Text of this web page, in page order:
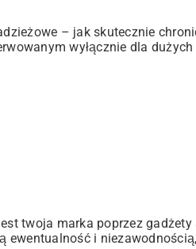
– jak skutecznie
wyłącznie dla
twoja marka poprzez gadżety
ewentualność i